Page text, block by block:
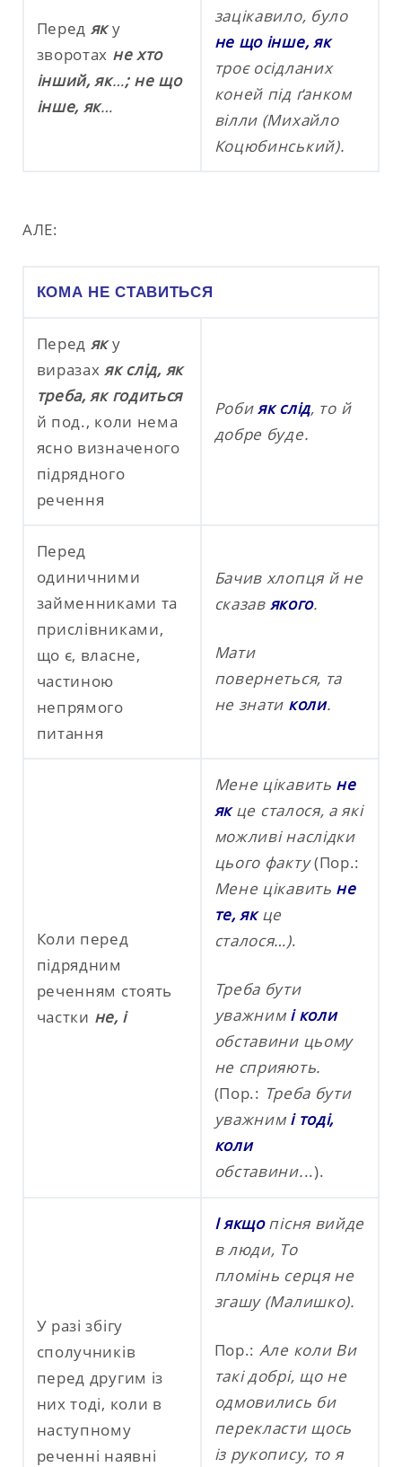
Перед як у
зворотах не хто
інший, як…; не що
інше, як…
зацікавило, було
не що інше, як
троє осідланих
коней під ґанком
вілли (Михайло
Коцюбинський).
АЛЕ:
КОМА НЕ СТАВИТЬСЯ
Перед як у
виразах як слід, як
треба, як годиться
й под., коли нема
ясно визначеного
підрядного
речення
Роби як слід, то й
добре буде.
Перед
одиничними
займенниками та
прислівниками,
що є, власне,
частиною
непрямого
питання
Бачив хлопця й не
сказав якого.
Мати
повернеться, та
не знати коли.
Коли перед
підрядним
реченням стоять
частки не, і
Мене цікавить не
якце сталося, а які
можливі наслідки
цього факту(Пор.:
Мене цікавить не
те, як це
сталося…).
Треба бути
уважнимі коли
обставини цьому
не сприяють.
(Пор.: Треба бути
уважнимі тоді,
коли
обставини...).
У разі збігу
сполучників
перед другим із
них тоді, коли в
наступному
реченні наявні
І якщопісня вийде
в люди, То
пломінь серця не
згашу (Малишко).
Пор.: Але коли Ви
такі добрі, що не
одмовились би
перекласти щось
із рукопису, то я